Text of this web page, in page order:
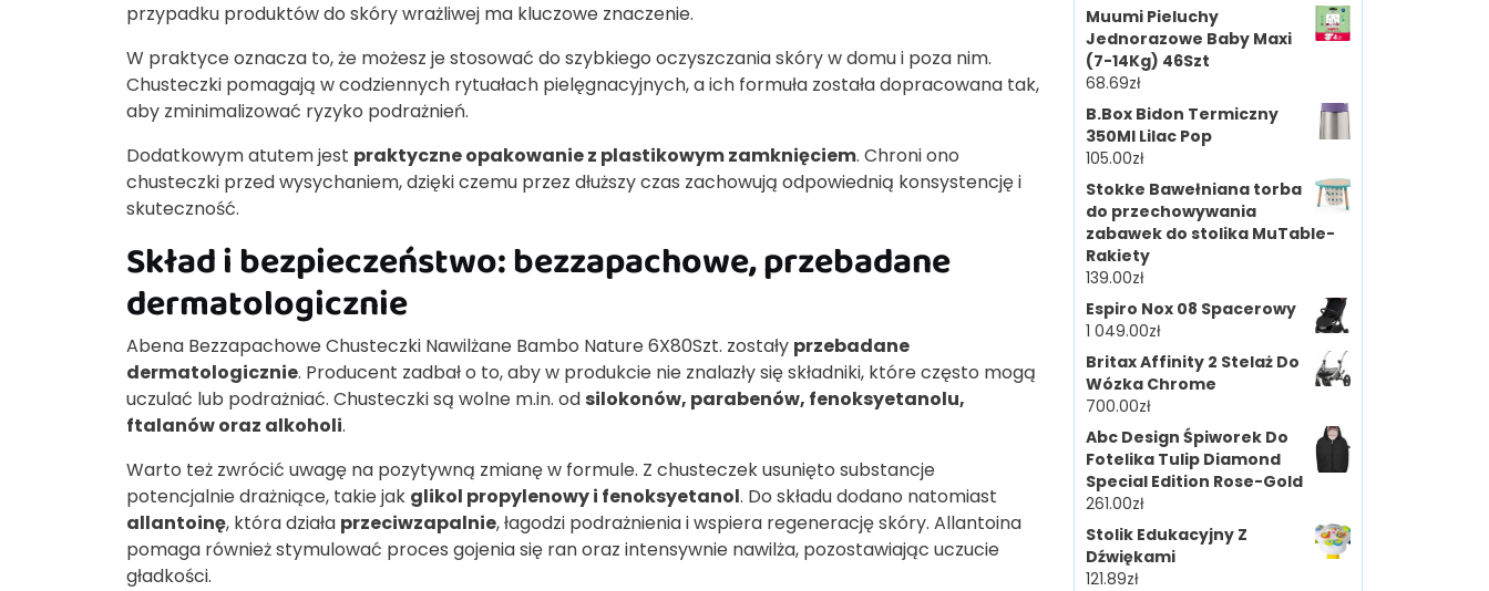
przypadku produktów do skóry wrażliwej ma kluczowe znaczenie.
W praktyce oznacza to, że możesz je stosować do szybkiego oczyszczania skóry w domu i poza nim.
Chusteczki pomagają w codziennych rytuałach pielęgnacyjnych, a ich formuła została dopracowana tak,
aby zminimalizować ryzyko podrażnień.
Dodatkowym atutem jest praktyczne opakowanie z plastikowym zamknięciem. Chroni ono
chusteczki przed wysychaniem, dzięki czemu przez dłuższy czas zachowują odpowiednią konsystencję i
skuteczność.
Skład i bezpieczeństwo: bezzapachowe, przebadane
dermatologicznie
Abena Bezzapachowe Chusteczki Nawilżane Bambo Nature 6X80Szt. zostały przebadane
dermatologicznie. Producent zadbał o to, aby w produkcie nie znalazły się składniki, które często mogą
uczulać lub podrażniać. Chusteczki są wolne m.in. od silokonów, parabenów, fenoksyetanolu,
ftalanów oraz alkoholi.
Warto też zwrócić uwagę na pozytywną zmianę w formule. Z chusteczek usunięto substancje
potencjalnie drażniące, takie jak glikol propylenowy i fenoksyetanol. Do składu dodano natomiast
allantoinę, która działa przeciwzapalnie, łagodzi podrażnienia i wspiera regenerację skóry. Allantoina
pomaga również stymulować proces gojenia się ran oraz intensywnie nawilża, pozostawiając uczucie
gładkości.
Muumi Pieluchy
Jednorazowe Baby Maxi
(7-14Kg) 46Szt
68.69zł
B.Box Bidon Termiczny
350Ml Lilac Pop
105.00zł
Stokke Bawełniana torba
do przechowywania
zabawek do stolika MuTable-
Rakiety
139.00zł
Espiro Nox 08 Spacerowy
1 049.00zł
Britax Affinity 2 Stelaż Do
Wózka Chrome
700.00zł
Abc Design Śpiworek Do
Fotelika Tulip Diamond
Special Edition Rose-Gold
261.00zł
Stolik Edukacyjny Z
Dźwiękami
121.89zł